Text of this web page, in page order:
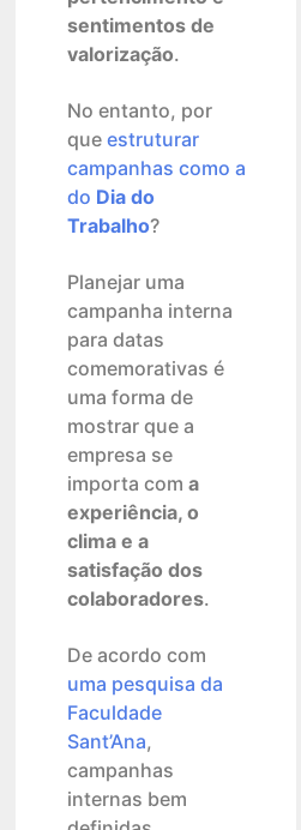
sentimentos de
valorização.
No entanto, por
que estruturar
campanhas como a
do Dia do
Trabalho?
Planejar uma
campanha interna
para datas
comemorativas é
uma forma de
mostrar que a
empresa se
importa com a
experiência, o
clima e a
satisfação dos
colaboradores.
De acordo com
uma pesquisa da
Faculdade
Sant’Ana,
campanhas
internas bem